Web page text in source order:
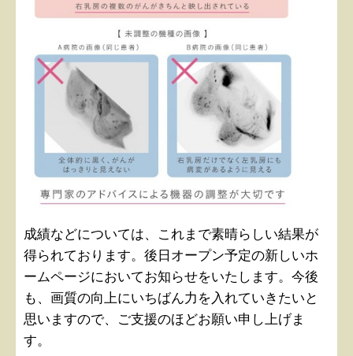
成績などについては、これまで素晴らしい結果が
得られております。後日オープン予定の新しいホ
ームページにおいてお知らせをいたします。今後
も、画質の向上にいちばん力を入れていきたいと
思いますので、ご支援のほどお願い申し上げま
す。